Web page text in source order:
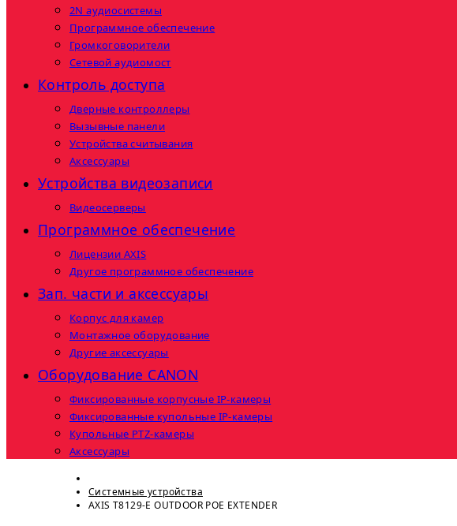
2N аудиосистемы
Программное обеспечение
Громкоговорители
Сетевой аудиомост
Контроль доступа
Дверные контроллеры
Вызывные панели
Устройства считывания
Аксессуары
Устройства видеозаписи
Видеосерверы
Программное обеспечение
Лицензии AXIS
Другое программное обеспечение
Зап. части и аксессуары
Корпус для камер
Монтажное оборудование
Другие аксессуары
Оборудование CANON
Фиксированные корпусные IP-камеры
Фиксированные купольные IP-камеры
Купольные PTZ-камеры
Аксессуары
Системные устройства
AXIS T8129-E OUTDOOR POE EXTENDER